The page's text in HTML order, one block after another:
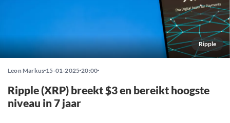
Ripple
Leon Markus 15-01-2025 20:00
Ripple (XRP) breekt $3 en bereikt hoogste
niveau in 7 jaar